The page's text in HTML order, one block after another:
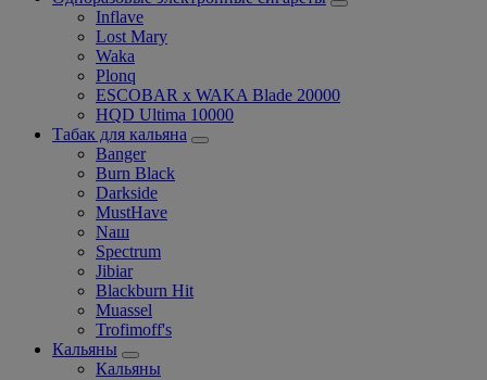
Inflave
Lost Mary
Waka
Plonq
ESCOBAR x WAKA Blade 20000
HQD Ultima 10000
Табак для кальяна
Banger
Burn Black
Darkside
MustHave
Nаш
Spectrum
Jibiar
Blackburn Hit
Muassel
Trofimoff's
Кальяны
Кальяны